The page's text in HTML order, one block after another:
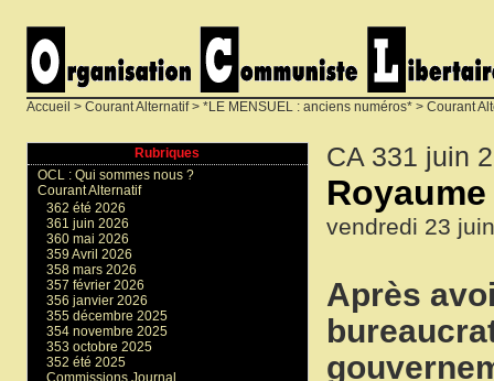
Accueil > Courant Alternatif> *LE MENSUEL : anciens numéros* > Courant
CA 331 juin
vendredi 23
Après
Rubriques
OCL : Qui sommes nous ?
Courant Alternatif
362 été 2026
361 juin 2026
360 mai 2026
359 Avril 2026
358 mars 2026
357 février 2026
356 janvier 2026
355 décembre 2025
354 novembre 2025
353 octobre 2025
352 été 2025